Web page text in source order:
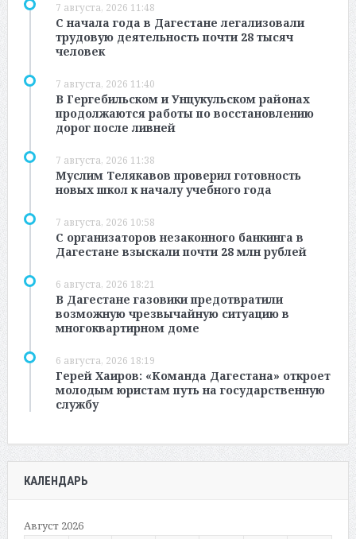
7 августа, 2026 11:48
С начала года в Дагестане легализовали
трудовую деятельность почти 28 тысяч
человек
7 августа, 2026 11:40
В Гергебильском и Унцукульском районах
продолжаются работы по восстановлению
дорог после ливней
7 августа, 2026 11:38
Муслим Телякавов проверил готовность
новых школ к началу учебного года
7 августа, 2026 10:58
С организаторов незаконного банкинга в
Дагестане взыскали почти 28 млн рублей
6 августа, 2026 18:21
В Дагестане газовики предотвратили
возможную чрезвычайную ситуацию в
многоквартирном доме
6 августа, 2026 18:19
Герей Хаиров: «Команда Дагестана» откроет
молодым юристам путь на государственную
службу
КАЛЕНДАРЬ
Август 2026